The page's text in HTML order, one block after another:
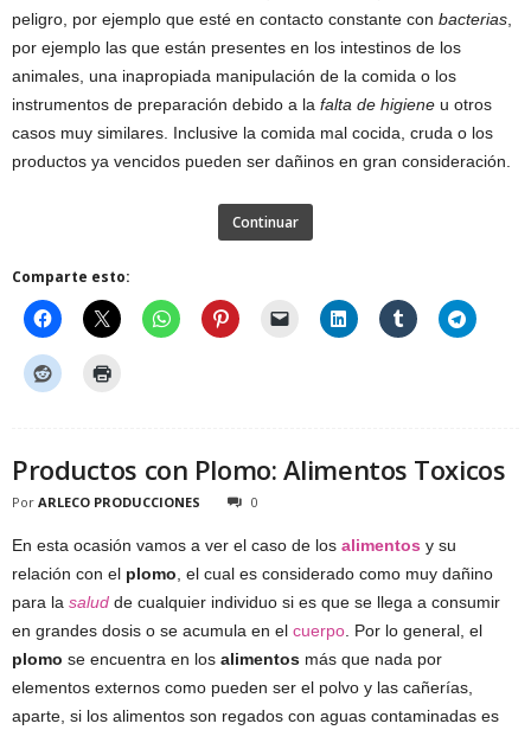
peligro, por ejemplo que esté en contacto constante con bacterias
por ejemplo las que están presentes en los intestinos de los
animales, una inapropiada manipulación de la comida o los
instrumentos de preparación debido a la falta de higiene u otros
casos muy similares. Inclusive la comida mal cocida, cruda o los
productos ya vencidos pueden ser dañinos en gran consideración.
Continuar
Comparte esto:
Productos con Plomo: Alimentos Toxicos
Por ARLECO PRODUCCIONES 0
En esta ocasión vamos a ver el caso de los alimentos y su
relación con el plomo , el cual es considerado como muy dañino
para la salud de cualquier individuo si es que se llega a consumir
en grandes dosis o se acumula en el cuerpo . Por lo general, el
plomo se encuentra en los alimentos más que nada por
elementos externos como pueden ser el polvo y las cañerías,
aparte, si los alimentos son regados con aguas contaminadas es